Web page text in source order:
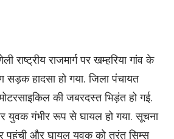
राष्ट्रीय राजमार्ग पर खम्हरिया गांव के
सड़क हादसा हो गया. जिला पंचायत
की जबरदस्त भिड़ंत हो गई.
युवक गंभीर रूप से घायल हो गया. सूचना
पहुंची और घायल युवक को तुरंत सिम्स